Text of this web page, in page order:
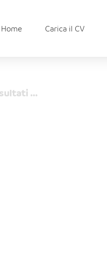
Home Carica il CV
...